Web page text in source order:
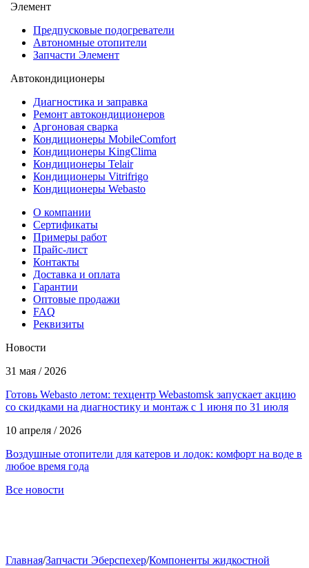
Элемент
Предпусковые подогреватели
Автономные отопители
Запчасти Элемент
Автокондиционеры
Диагностика и заправка
Ремонт автокондиционеров
Аргоновая сварка
Кондиционеры MobileComfort
Кондиционеры KingClima
Кондиционеры Telair
Кондиционеры Vitrifrigo
Кондиционеры Webasto
О компании
Сертификаты
Примеры работ
Прайс-лист
Контакты
Доставка и оплата
Гарантии
Оптовые продажи
FAQ
Реквизиты
Новости
31 мая / 2026
Готовь Webasto летом: техцентр Webastomsk запускает акцию
со скидками на диагностику и монтаж с 1 июня по 31 июля
10 апреля / 2026
Воздушные отопители для катеров и лодок: комфорт на воде в
любое время года
Все новости
Главная/Запчасти Эберспехер/Компоненты жидкостной